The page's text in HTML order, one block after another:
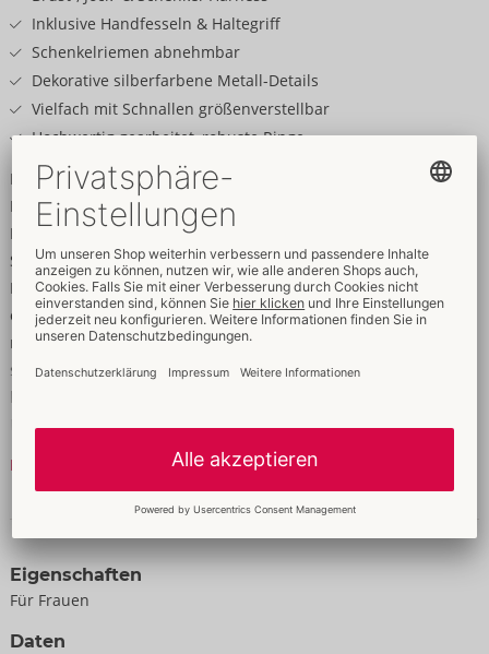
Inklusive Handfesseln & Haltegriff
Schenkelriemen abnehmbar
Dekorative silberfarbene Metall-Details
Vielfach mit Schnallen größenverstellbar
Hochwertig gearbeitet, robuste Ringe
Design, Komfort und Funktionalität auf höchstem Niveau!
Das mehrteilige Harness-Set von ZADO besteht aus einem
Brust-Harness und einem Riemen-Jock mit abnehmbaren
Schenkel-Harnessen. Die beiden Handfesseln sind über
Karabiner-Riemen sicher am Jock befestigt und lassen sich
ebenso wie der stabile Haltegriff-Riemen hinten am Jockbund
nach Bedarf abnehmen. Alle Riemen sind aus erstklassigem
schwarzem Leder gefertigt und präsentieren sich in
hochwertiger Verarbeitung mit soliden Ringen, dekorativen
Nieten und Schnallen aus silberfarbenem Metall. Sämtliche
Riemen und Fesseln sind vielfach verstellbar und
jede Körperform.
Leder (Büffel/Rind/Lamm, chromfrei gegerbt), Metall.
Mehr lesen
Daten & Eigenschaften
Eigenschaften
Für Frauen
Daten